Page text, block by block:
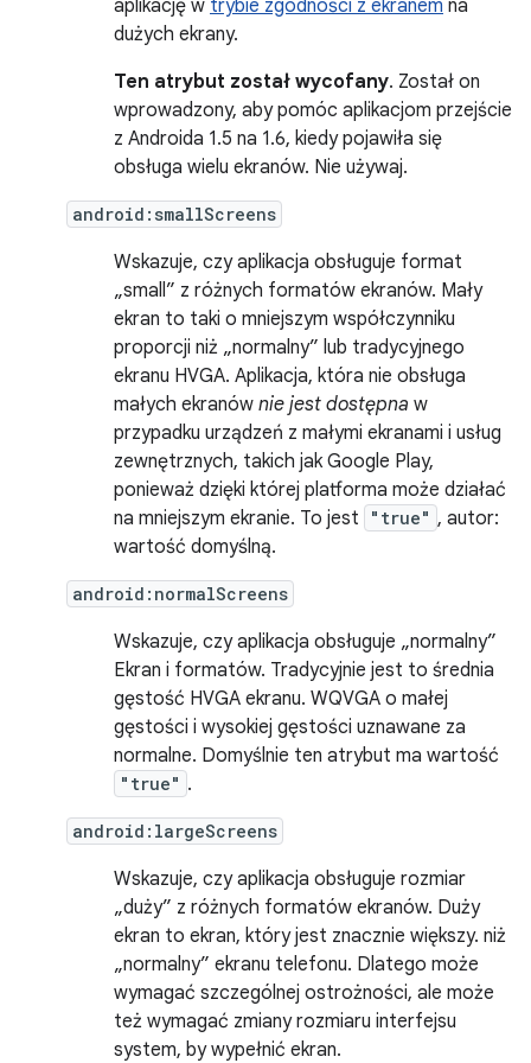
aplikację w trybie zgodności z ekranem na
dużych ekrany.
Ten atrybut został wycofany. Został on
wprowadzony, aby pomóc aplikacjom przejście
z Androida 1.5 na 1.6, kiedy pojawiła się
obsługa wielu ekranów. Nie używaj.
android:smallScreens
Wskazuje, czy aplikacja obsługuje format
„small” z różnych formatów ekranów. Mały
ekran to taki o mniejszym współczynniku
proporcji niż „normalny” lub tradycyjnego
ekranu HVGA. Aplikacja, która nie obsługa
małych ekranów nie jest dostępna w
przypadku urządzeń z małymi ekranami i usług
zewnętrznych, takich jak Google Play,
ponieważ dzięki której platforma może działać
na mniejszym ekranie. To jest
"true" , autor:
wartość domyślną.
android:normalScreens
Wskazuje, czy aplikacja obsługuje „normalny”
Ekran i formatów. Tradycyjnie jest to średnia
gęstość HVGA ekranu. WQVGA o małej
gęstości i wysokiej gęstości uznawane za
normalne. Domyślnie ten atrybut ma wartość
"true" .
android:largeScreens
Wskazuje, czy aplikacja obsługuje rozmiar
„duży” z różnych formatów ekranów. Duży
ekran to ekran, który jest znacznie większy. niż
„normalny” ekranu telefonu. Dlatego może
wymagać szczególnej ostrożności, ale może
też wymagać zmiany rozmiaru interfejsu
system, by wypełnić ekran.